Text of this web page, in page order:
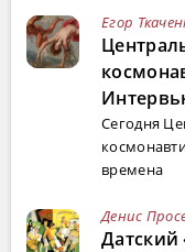
Егор
Сегодня
времена
Денис
Датский